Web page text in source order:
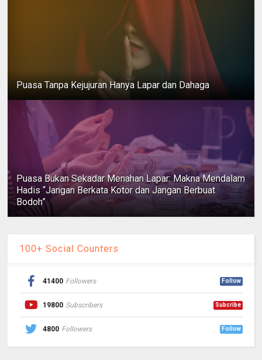
Puasa Tanpa Kejujuran Hanya Lapar dan Dahaga
Puasa Bukan Sekadar Menahan Lapar: Makna Mendalam
Hadis “Jangan Berkata Kotor dan Jangan Berbuat
Bodoh”
100+ Social Counters
41400 Followers Follow
19800 Subscribers Subcribe
4800 Followers Follow